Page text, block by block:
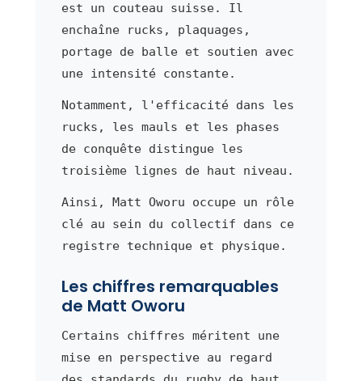
est un couteau suisse. Il
enchaîne rucks, plaquages,
portage de balle et soutien avec
une intensité constante.
Notamment, l'efficacité dans les
rucks, les mauls et les phases
de conquête distingue les
troisième lignes de haut niveau.
Ainsi, Matt Oworu occupe un rôle
clé au sein du collectif dans ce
registre technique et physique.
Les chiffres remarquables
de Matt Oworu
Certains chiffres méritent une
mise en perspective au regard